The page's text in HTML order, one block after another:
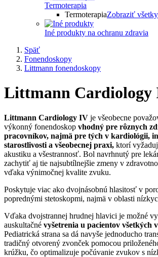
Termoterapia
TermoterapiaZobraziť všetky
Iné produkty na ochranu zdravia
Späť
Fonendoskopy
Littmann fonendoskopy
Littmann Cardiology
Littmann Cardiology IV je všeobecne
výkonný fonendoskop vhodný pre rôznych
pracovníkov, najmä pre tých v kardiológii,
starostlivosti a všeobecnej praxi, ktorí
akustiku a všestrannosť. Bol navrhnutý pre
zachytiť aj tie najsubtílnejšie zmeny v
vďaka výnimočnej kvalite zvuku.
Poskytuje viac ako dvojnásobnú hlasitosť v
poprednými stetoskopmi, najmä v oblasti
Vďaka dvojstrannej hrudnej hlavici je možné
auskultačné vyšetrenia u pacientov všetkých
Pediatrická strana sa dá navyše jednoducho
tradičný otvorený zvonček pomocou
krúžku, čo optimalizuje počúvanie zvukov s